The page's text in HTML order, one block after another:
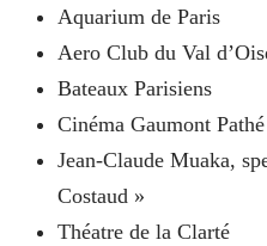
Aquarium de Paris
Aero Club du Val
Bateaux Parisiens
Cinéma Gaumont Pathé
Jean-Claude Muaka,
Costaud »
Théatre de la Clarté